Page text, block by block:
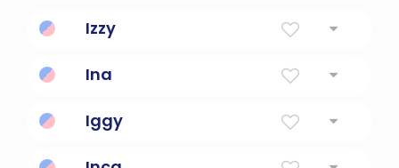
Izzy
Ina
Encender.''
Iggy